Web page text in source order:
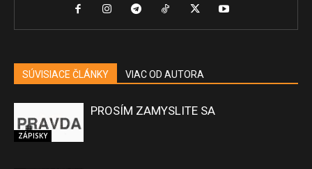
SÚVISIACE ČLÁNKY VIAC OD AUTORA
ZÁPISKY
PROSÍM ZAMYSLITE SA